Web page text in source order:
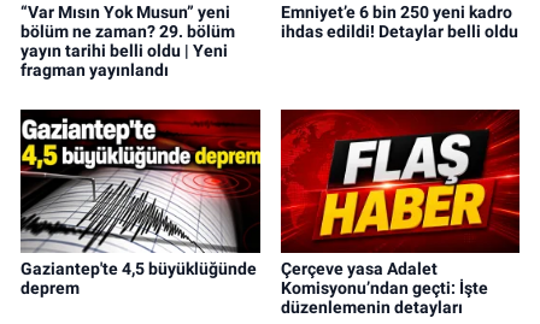
“Var Mısın Yok Musun” yeni
bölüm ne zaman? 29. bölüm
yayın tarihi belli oldu | Yeni
fragman yayınlandı
Emniyet’e 6 bin 250 yeni kadro
ihdas edildi! Detaylar belli oldu
Gaziantep'te 4,5 büyüklüğünde
deprem
Çerçeve yasa Adalet
Komisyonu’ndan geçti: İşte
düzenlemenin detayları